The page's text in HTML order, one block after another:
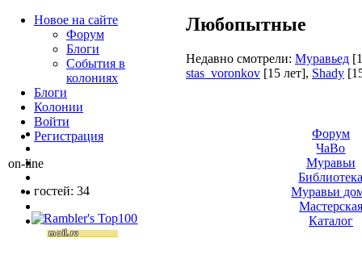
Любопытные
Недавно смотрели: Муравьед
stas_voronkov [15 лет], Shady
Новое на сайте
Форум
Блоги
События в
колониях
Блоги
Колонии
Войти
Peгиcтpaция
on-line
гостей: 34
Форум
ЧаВо
Муравьи
Муравьи
Мастерская
Каталог